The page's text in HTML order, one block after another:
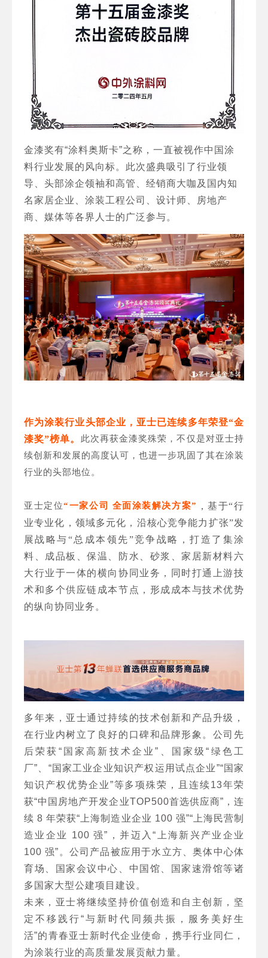
金漆奖有“涂料奥斯卡”之称，一直被视作中国涂
料行业发展的风向标。此次盛典吸引了行业领
导、头部涂企领袖和高管、经销商大咖及国内知
名家居企业、涂装工程公司、设计师、房地产
商、媒体等各界人士的广泛参与。
作为涂装行业头部企业，亚士已连续多年荣登“金
漆奖”榜单。
此次再获金漆奖殊荣，不仅是对亚士持
续创新和发展的高度认可，也进一步巩固了其在涂装
行业的头部地位。
亚士定位“一家公司 全面涂装解决方案”
，基于“行
业专业化，领域多元化，沿核心竞争能力扩张”发
展战略与“总成本领先”竞争战略，打造了集涂
料、成品板、保温、防水、砂浆、家居新材料六
大行业于一体的横向协同业务，同时打通上游技
术和多个供应链成本节点，形成成本与技术优势
的纵向协同业务。
多年来，亚士通过持续的技术创新和产品升级，
在行业内树立了良好的口碑和品牌形象。公司先
后荣获“国家高新技术企业”、国家级“绿色工
厂”、“国家工业企业知识产权运用试点企业”“国家
知识产权优势企业”等多项殊荣，且连续13年荣
获“中国房地产开发企业TOP500首选供应商”，连
续 8 年荣获“上海制造业企业 100 强”“上海民营制
造业企业 100 强”，并迈入“上海新兴产业企业
100 强”。公司产品被应用于水立方、奥体中心体
育场、国家会议中心、中国馆、国家速滑馆等诸
多国家大型公建项目建设。
未来，亚士将继续坚持价值创造和自主创新，坚
定不移践行“与新时代同频共振，服务美好生
活”的青春亚士新时代企业使命，携手行业同仁，
为涂装行业的高质量发展贡献力量。